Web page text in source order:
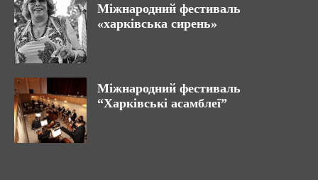
Міжнародний фестиваль
«харківська сирень»
Міжнародний фестиваль
“Харківські асамблеї”